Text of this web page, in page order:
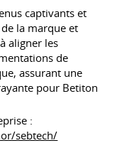
captivants et
la marque et
aligner les
de
assurant une
pour Betiton
:
sebtech/